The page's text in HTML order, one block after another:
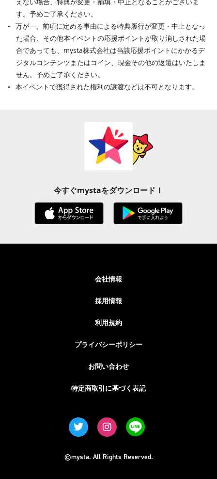
す。予めご了承ください。
万が一、前項に定める事由による特典履行が変更・中止となっ
た場合、その他本イベントの応援ポイントが取り消しされた場
合であっても、mysta株式会社は当該応援ポイントにかかるデ
ジタルコンテンツまたはコイン、現金その他の返還はいたしま
せん。予めご了承ください。
本イベントで獲得された権利の譲渡などは不可となります。
今すぐmystaをダウンロード！
会社情報
採用情報
利用規約
プライバシーポリシー
お問い合わせ
特定商取引に基づく表記
©mysta. All Rights Reserved.